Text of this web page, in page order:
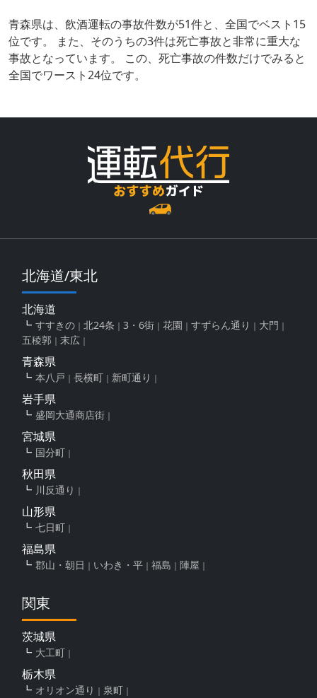
青森県は、飲酒運転の事故件数が51件と、全国でベスト15
位です。 また、そのうちの3件は死亡事故と非常に重大な
事故となっています。 この、死亡事故の件数だけでみると
全国でワースト24位です。
北海道/東北
北海道
すすきの 北24条 3・6街 花園 すずらん通り
大門
五稜郭
末広
青森県
本八戸 長横町 新町通り
岩手県
盛岡大通商店街
宮城県
国分町
秋田県
川反通り
山形県
七日町
福島県
郡山・朝日 いわき・平 福島 陣屋
関東
茨城県
大工町
栃木県
オリオン通り 泉町